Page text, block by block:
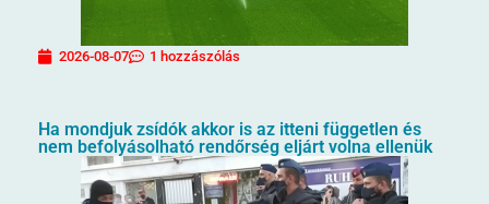
2026-08-07 1 hozzászólás
Ha mondjuk zsídók akkor is az itteni független és
nem befolyásolható rendőrség eljárt volna ellenük